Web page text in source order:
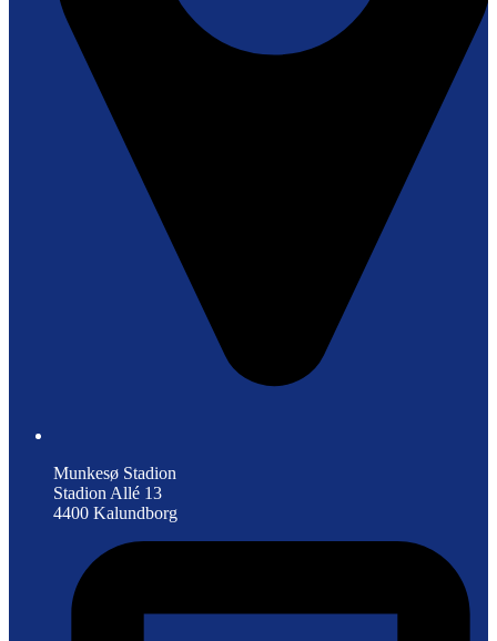
Munkesø Stadion
Stadion Allé 13
4400 Kalundborg